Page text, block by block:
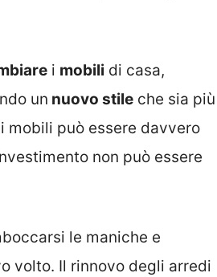
i mobili di casa,
un nuovo stile che sia più
mobili può essere davvero
non può essere
le maniche e
volto. Il rinnovo degli arredi